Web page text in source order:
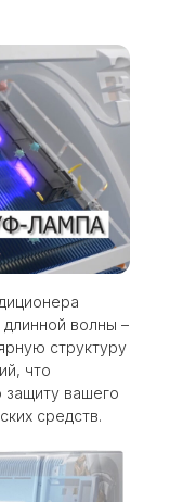
волны –
структуру
что
защиту вашего
средств.